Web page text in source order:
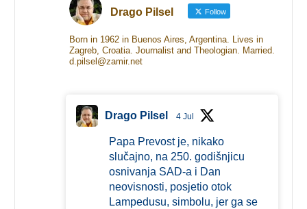
Drago Pilsel Follow
Born in 1962 in Buenos Aires, Argentina. Lives in
Zagreb, Croatia. Journalist and Theologian. Married.
d.pilsel@zamir.net
Drago Pilsel 4 Jul
Papa Prevost je, nikako
slučajno, na 250. godišnjicu
osnivanja SAD-a i Dan
neovisnosti, posjetio otok
Lampedusu, simbolu, jer ga se